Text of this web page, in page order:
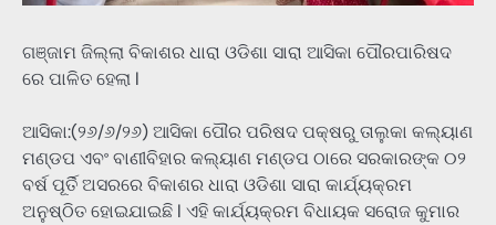
ଗଞ୍ଜାମ ଜିଲ୍ଲା ବିକାଶର ଧାରା ଓଡିଶା ସାରା ଆସିକା ପୌରପାରିଷଦ
ରେ ପାଳିତ ହେଲା l
ଆସିକା:(୨୬/୬/୨୬) ଆସିକା ପୌର ପରିଷଦ ପକ୍ଷରୁ ତାଲୁକା କଲ୍ୟାଣ
ମଣ୍ଡପ ଏବଂ ବାଣୀବିହାର କଲ୍ୟାଣ ମଣ୍ଡପ ଠାରେ ସରକାରଙ୍କ ୦୨
ବର୍ଷ ପୂର୍ତି ଅସରରେ ବିକାଶର ଧାରା ଓଡିଶା ସାରା କାର୍ଯ୍ୟକ୍ରମ
ଅନୁଷ୍ଠିତ ହୋଇଯାଇଛି l ଏହି କାର୍ଯ୍ୟକ୍ରମ ବିଧାୟକ ସରୋଜ କୁମାର